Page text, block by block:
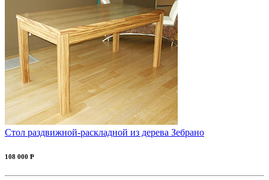
Стол раздвижной-раскладной из дерева Зебрано
108 000 Ᵽ